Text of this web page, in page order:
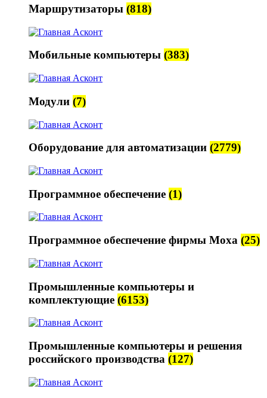
Маршрутизаторы (818)
Мобильные компьютеры (383)
Модули (7)
Оборудование для автоматизации (2779)
Программное обеспечение (1)
Программное обеспечение фирмы Moxa (25)
Промышленные компьютеры и
комплектующие (6153)
Промышленные компьютеры и решения
российского производства (127)